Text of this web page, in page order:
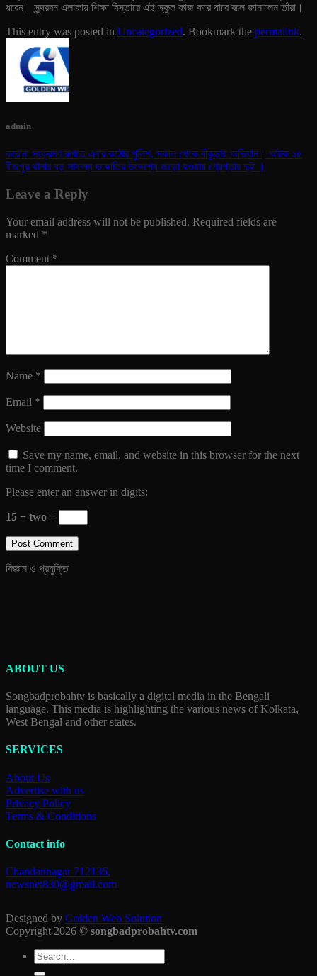
ধরেন। সুন্দরবন এলাকায় শিক্ষা বিস্তারে এই স্কুল কাজ করে যাবে বলে জানালেন তাঁরা।
This entry was posted in Uncategorized. Bookmark the permalink.
admin
করোনা সংক্রমণ রুখতে এবার কঠোর পুলিশ, সকাল থেকে বাঁকুড়ায় অভিযান। আটক ১৫
বীজপুর থানার বড় সাফল্য ডাকাতির উদ্দেশ্যে জড়ো হওয়ায় গ্রেপ্তার দুই ।
Leave a Reply
Your email address will not be published. Required fields are
marked *
Comment *
Name *
Email *
Website
Save my name, email, and website in this browser for the next
time I comment.
Please enter an answer in digits:
15 − two =
বিজ্ঞান ও প্রযুক্তি
ABOUT US
Songbadprobahtv is basically a digital media in the Bengali
language. This media is highlighting the various news of Kolkata,
West Bengal and other states.
SERVICES
About Us
Advertise with us
Privacy Policy
Terms & Conditions
Contact info
Chandannagar 712136.
newsnet830@gmail.com
Designed by Golden Web Solution
Copyright 2026 © songbadprobahtv.com